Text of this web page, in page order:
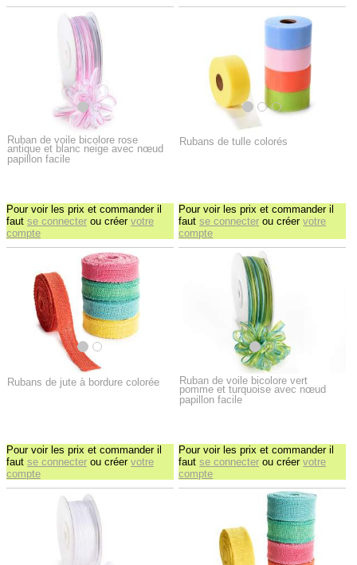
Ruban de voile bicolore rose
antique et blanc neige avec nœud
papillon facile
Pour voir les prix et commander il
faut se connecter ou créer votre
compte
Rubans de tulle colorés
Pour voir les prix et commander il
fautse connecter ou créervotre
compte
Rubans de jute à bordure colorée
Pour voir les prix et commander il
faut se connecter ou créer votre
compte
Ruban de voile bicolore vert
pomme et turquoise avec nœud
papillon facile
Pour voir les prix et commander il
fautse connecter ou créervotre
compte